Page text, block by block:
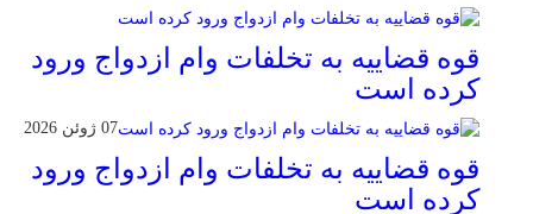
قوه قضاییه به تخلفات وام ازدواج ورود
کرده است
07 ژوئن 2026
قوه قضاییه به تخلفات وام ازدواج ورود
کرده است